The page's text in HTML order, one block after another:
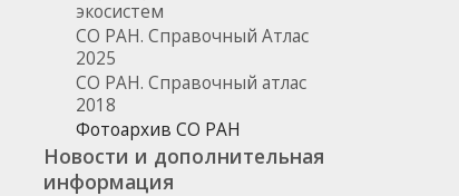
экосистем
СО РАН. Справочный Атлас
2025
СО РАН. Справочный атлас
2018
Фотоархив СО РАН
Новости и дополнительная
информация